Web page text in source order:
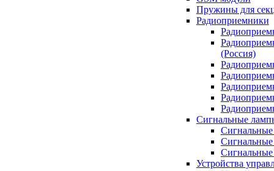
Пружины для
Радиоприемники
(Россия)
Сигнальные
Устройства